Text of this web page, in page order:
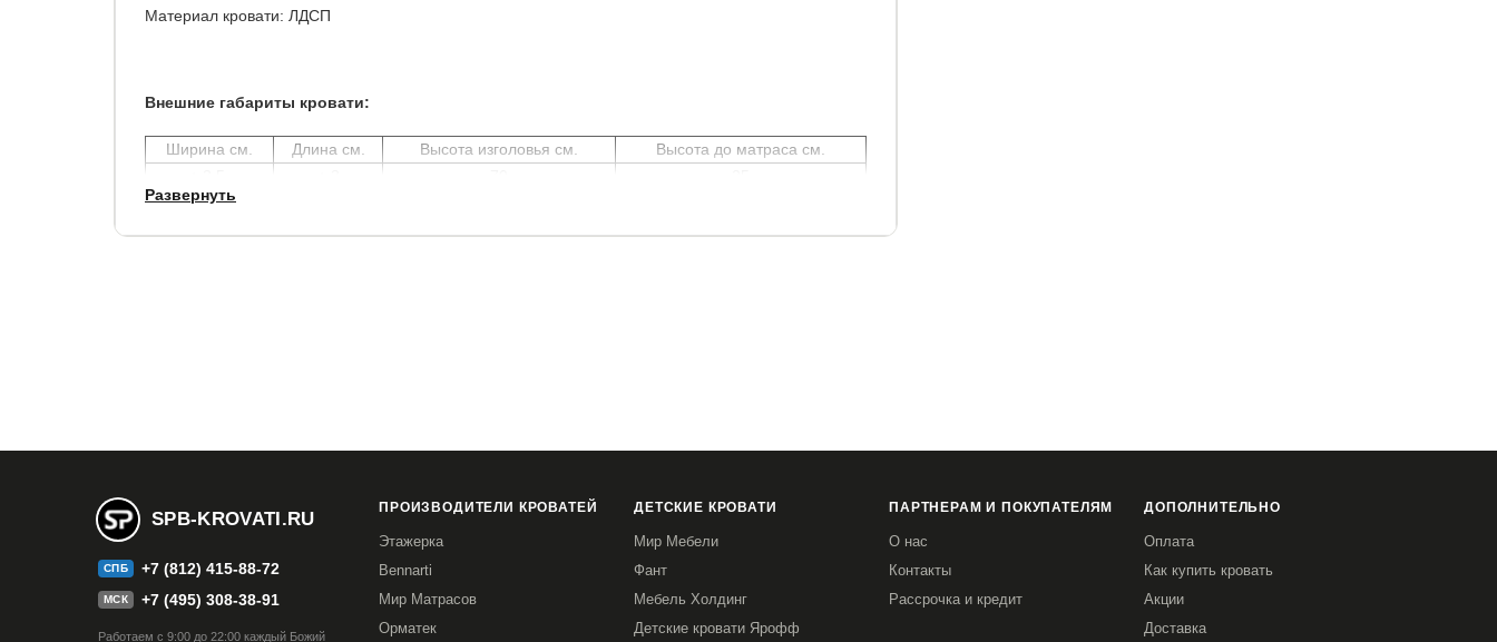
Материал кровати: ЛДСП
Внешние габариты кровати:
Ширина см. Длина см. Высота изголовья см.
Высота до матраса см.
Развернуть
SPB-KROVATI.RU
СПБ +7 (812) 415-88-72
МСК +7 (495) 308-38-91
Работаем с 9:00 до 22:00 каждый Божий
ПРОИЗВОДИТЕЛИ КРОВАТЕЙ
Этажерка
Bennarti
Мир Матрасов
Орматек
ДЕТСКИЕ КРОВАТИ
Мир Мебели
Фант
Мебель Холдинг
Детские кровати Ярофф
ПАРТНЕРАМ И ПОКУПАТЕЛЯМ
О нас
Контакты
Рассрочка и кредит
ДОПОЛНИТЕЛЬНО
Оплата
Как купить кровать
Акции
Доставка